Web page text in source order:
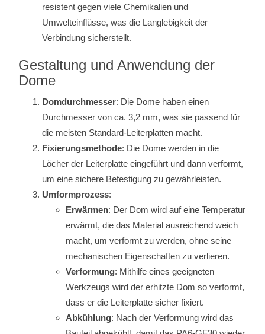
resistent gegen viele Chemikalien und
Umwelteinflüsse, was die Langlebigkeit der
Verbindung sicherstellt.
Gestaltung und Anwendung der
Dome
Domdurchmesser: Die Dome haben einen
Durchmesser von ca. 3,2 mm, was sie passend für
die meisten Standard-Leiterplatten macht.
Fixierungsmethode: Die Dome werden in die
Löcher der Leiterplatte eingeführt und dann verformt,
um eine sichere Befestigung zu gewährleisten.
Umformprozess:
Erwärmen: Der Dom wird auf eine Temperatur
erwärmt, die das Material ausreichend weich
macht, um verformt zu werden, ohne seine
mechanischen Eigenschaften zu verlieren.
Verformung: Mithilfe eines geeigneten
Werkzeugs wird der erhitzte Dom so verformt,
dass er die Leiterplatte sicher fixiert.
Abkühlung: Nach der Verformung wird das